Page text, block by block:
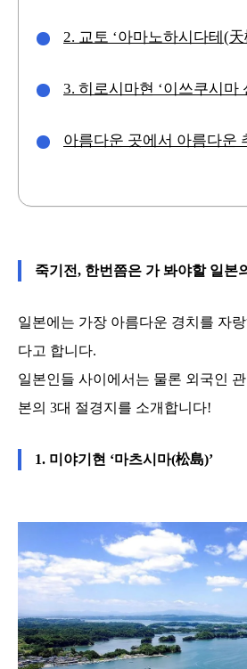
2. 교토 ‘아마노하시다테(天
3. 히로시마현 ‘이쓰쿠시마
아름다운 곳에서 아름다운
죽기전, 한번쯤은 가 봐야할 일본
일본에는 가장 아름다운 경치를 자
다고 합니다.
일본인들 사이에서는 물론 외국인
본의 3대 절경지를 소개합니다!
1. 미야기현 ‘마츠시마(松島)’